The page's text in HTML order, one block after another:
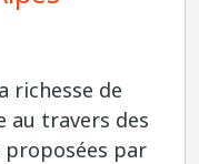
richesse de
au travers des
proposées par